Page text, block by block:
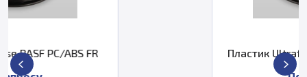
Пластик Ultrafuse BASF ABS